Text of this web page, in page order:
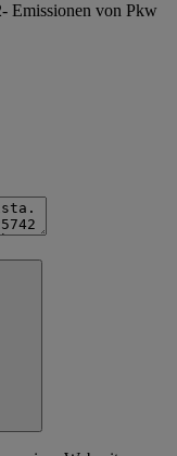
Emissionen von Pkw